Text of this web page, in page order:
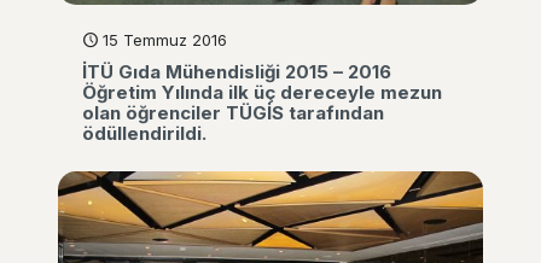
15 Temmuz 2016
İTÜ Gıda Mühendisliği 2015 – 2016
Öğretim Yılında ilk üç dereceyle mezun
olan öğrenciler TÜGİS tarafından
ödüllendirildi.